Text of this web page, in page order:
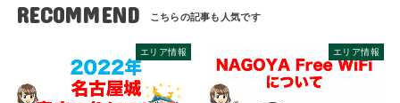
RECOMMEND
エリア情報 エリア情報